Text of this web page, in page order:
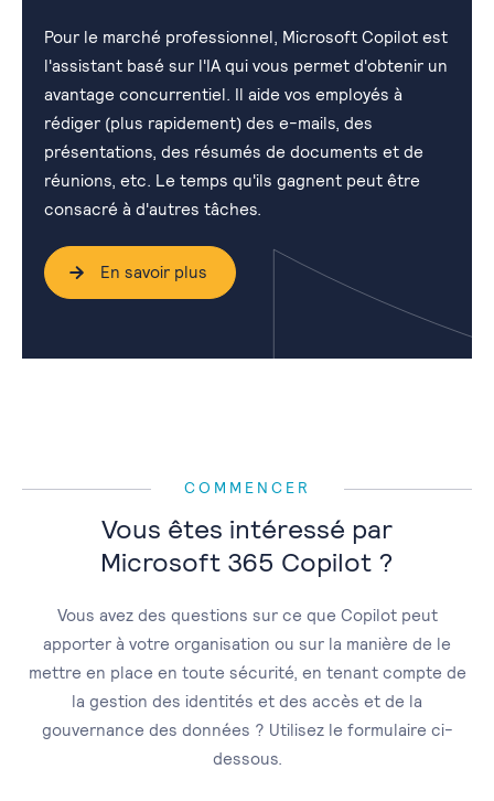
Pour le marché professionnel, Microsoft Copilot est
l'assistant basé sur l'IA qui vous permet d'obtenir un
avantage concurrentiel. Il aide vos employés à
rédiger (plus rapidement) des e-mails, des
présentations, des résumés de documents et de
réunions, etc. Le temps qu'ils gagnent peut être
consacré à d'autres tâches.
En savoir plus
COMMENCER
Vous êtes intéressé par
Microsoft 365 Copilot ?
Vous avez des questions sur ce que Copilot peut
apporter à votre organisation ou sur la manière de le
mettre en place en toute sécurité, en tenant compte de
la gestion des identités et des accès et de la
gouvernance des données ? Utilisez le formulaire ci-
dessous.